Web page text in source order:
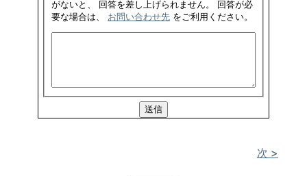
がないと、 回答を差し上げられません。 回答が必
要な場合は、 お問い合わせ先 をご利用ください。
次 >